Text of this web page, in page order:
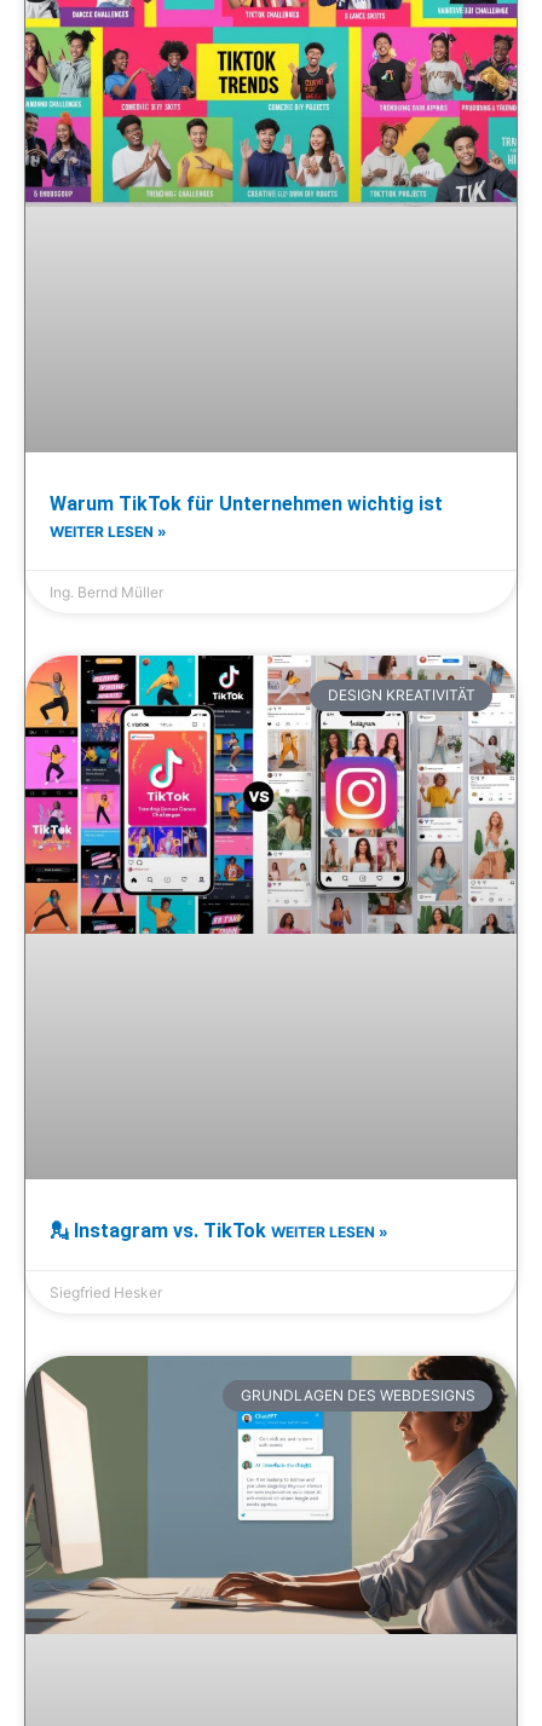
Warum TikTok für Unternehmen wichtig ist
WEITER LESEN »
Ing. Bernd Müller
DESIGN KREATIVITÄT
💂 Instagram vs. TikTok WEITER LESEN »
Siegfried Hesker
GRUNDLAGEN DES WEBDESIGNS